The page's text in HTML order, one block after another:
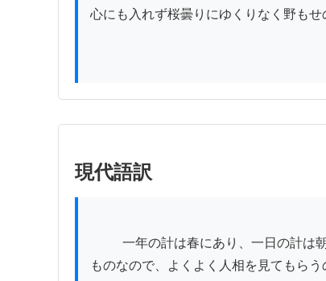
心にも入れず桜曇りにゆくりなく野もせ
現代語訳
ものなので、よくよく人相を見てもら